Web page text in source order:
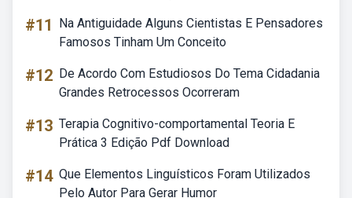
#11
Na Antiguidade Alguns Cientistas E Pensadores
Famosos Tinham Um Conceito
#12 De Acordo Com Estudiosos Do Tema Cidadania
Grandes Retrocessos Ocorreram
#13 Terapia Cognitivo-comportamental Teoria E
Prática 3 Edição Pdf Download
#14 Que Elementos Linguísticos Foram Utilizados
Pelo Autor Para Gerar Humor